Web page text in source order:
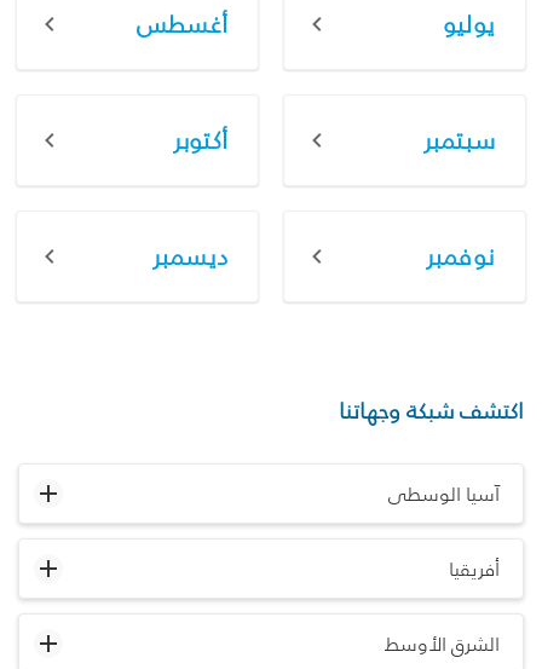
يوليو أغسطس
سبتمبر أكتوبر
نوفمبر ديسمبر
اكتشف شبكة وجهاتنا
آسيا الوسطى
أفريقيا
الشرق الأوسط